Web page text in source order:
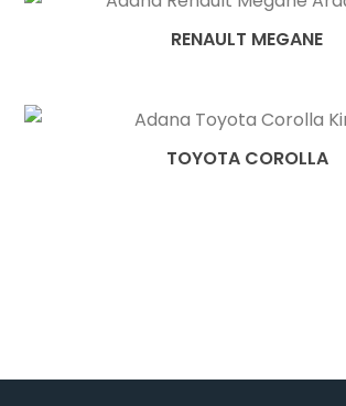
RENAULT MEGANE
TOYOTA COROLLA